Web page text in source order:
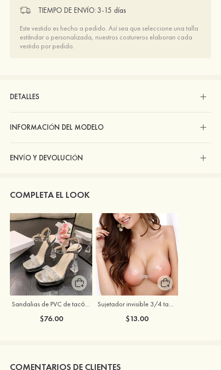
TIEMPO DE ENVÍO: 3-15 días
Este vestido es hecho a pedido. Así sea que seleccione una talla
estándar o personalizada, nuestros costureros elaboran cada
vestido por pedido.
DETALLES
INFORMACIÓN DEL MODELO
ENVÍO Y DEVOLUCIÓN
COMPLETA EL LOOK
Sandalias de PVC de tacón ancho con punta abierta para ocasión especial
$76.00
Sujetador invisible 3/4 taza push up con cierre frontal sin espalda
$13.00
COMENTARIOS DE CLIENTES